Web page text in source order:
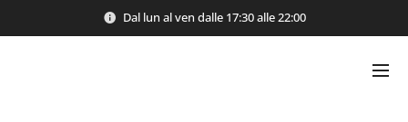
Dal lun al ven dalle 17:30 alle 22:00